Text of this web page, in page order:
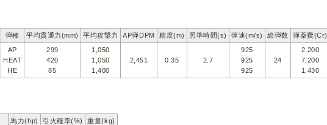
弾種 平均貫通力(mm) 平均攻撃力 AP弾DPM 精度(m) 照準時間(s) 弾速(m/s) 総弾数 弾薬費(Cr)
AP
HEAT
HE
299
420
85
1,050
1,050
1,400
2,451 0.35 2.7
925
925
925
24
2,200
7,200
1,430
馬力(hp) 引火確率(%)
重量(kg)